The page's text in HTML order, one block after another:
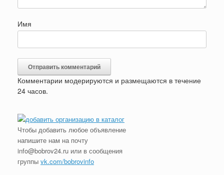
Имя
Комментарии модерируются и размещаются в течение
24 часов.
Чтобы добавить любое объявление
напишите нам на почту
info@bobrov24.ru или в сообщения
группы vk.com/bobrovinfo